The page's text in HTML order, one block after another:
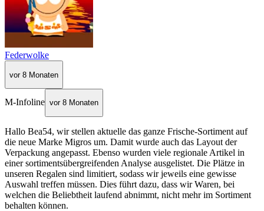
Federwolke
vor 8 Monaten
M-Infoline vor 8 Monaten
Hallo Bea54, wir stellen aktuelle das ganze Frische-Sortiment auf
die neue Marke Migros um. Damit wurde auch das Layout der
Verpackung angepasst. Ebenso wurden viele regionale Artikel in
einer sortimentsübergreifenden Analyse ausgelistet. Die Plätze in
unseren Regalen sind limitiert, sodass wir jeweils eine gewisse
Auswahl treffen müssen. Dies führt dazu, dass wir Waren, bei
welchen die Beliebtheit laufend abnimmt, nicht mehr im Sortiment
behalten können.